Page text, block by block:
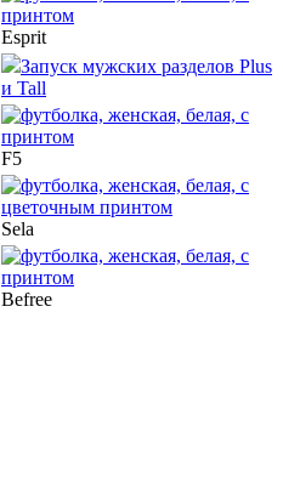
Esprit
Запуск мужских разделов Plus
и Tall
F5
Sela
Befree